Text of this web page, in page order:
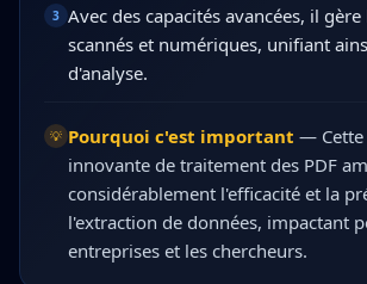
3 Avec des capacités avancées, il
scannés et numériques, unifiant
d'analyse.
💡 Pourquoi c'est important —
innovante de traitement des PDF
considérablement l'efficacité et la
l'extraction de données, impactant
entreprises et les chercheurs.